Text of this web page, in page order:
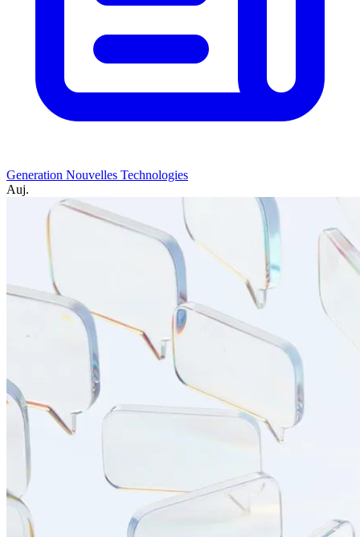
Generation Nouvelles Technologies
Auj.